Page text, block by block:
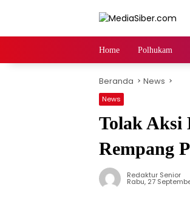
Home Polhukam
Beranda News
News
Tolak Aksi
Rempang
Redaktur Senior
Rabu, 27